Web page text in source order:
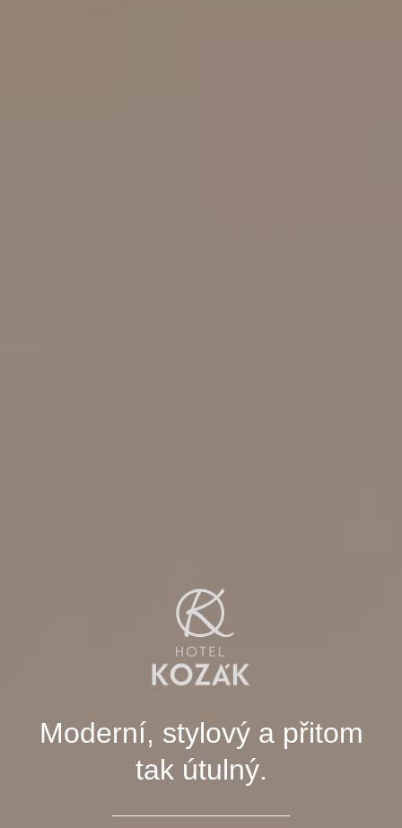
Moderní, stylový a přitom
tak útulný.